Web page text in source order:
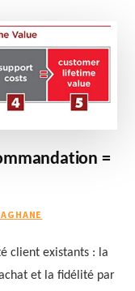
=
client existants : la
et la fidélité par